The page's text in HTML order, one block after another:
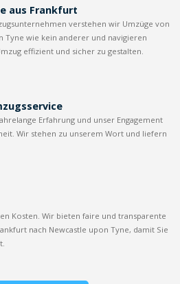
aus Frankfurt
verstehen wir Umzüge von
Tyne wie kein anderer und navigieren
effizient und sicher zu gestalten.
Erfahrung und unser Engagement
Wir stehen zu unserem Wort und liefern
Kosten. Wir bieten faire und transparente
nach Newcastle upon Tyne, damit Sie